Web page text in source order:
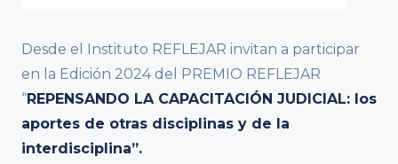
Desde el Instituto REFLEJAR invitan a participar
en la Edición 2024 del PREMIO REFLEJAR
“REPENSANDO LA CAPACITACIÓN JUDICIAL: los
aportes de otras disciplinas y de la
interdisciplina”.